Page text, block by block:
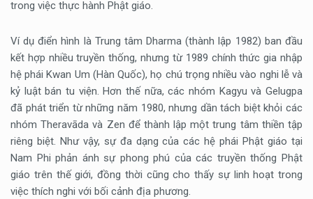
trong việc thực hành Phật giáo.
Ví dụ điển hình là Trung tâm Dharma (thành lập 1982) ban đầu
kết hợp nhiều truyền thống, nhưng từ 1989 chính thức gia nhập
hệ phái Kwan Um (Hàn Quốc), họ chú trọng nhiều vào nghi lễ và
kỷ luật bán tu viện. Hơn thế nữa, các nhóm Kagyu và Gelugpa
đã phát triển từ những năm 1980, nhưng dần tách biệt khỏi các
nhóm Theravāda và Zen để thành lập một trung tâm thiền tập
riêng biệt. Như vậy, sự đa dạng của các hệ phái Phật giáo tại
Nam Phi phản ánh sự phong phú của các truyền thống Phật
giáo trên thế giới, đồng thời cũng cho thấy sự linh hoạt trong
việc thích nghi với bối cảnh địa phương.